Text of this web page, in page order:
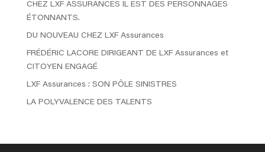
CHEZ LXF ASSURANCES IL EST DES PERSONNAGES
ÉTONNANTS.
DU NOUVEAU CHEZ LXF Assurances
FRÉDÉRIC LACORE DIRIGEANT DE LXF Assurances et
CITOYEN ENGAGÉ
LXF Assurances : SON PÔLE SINISTRES
LA POLYVALENCE DES TALENTS